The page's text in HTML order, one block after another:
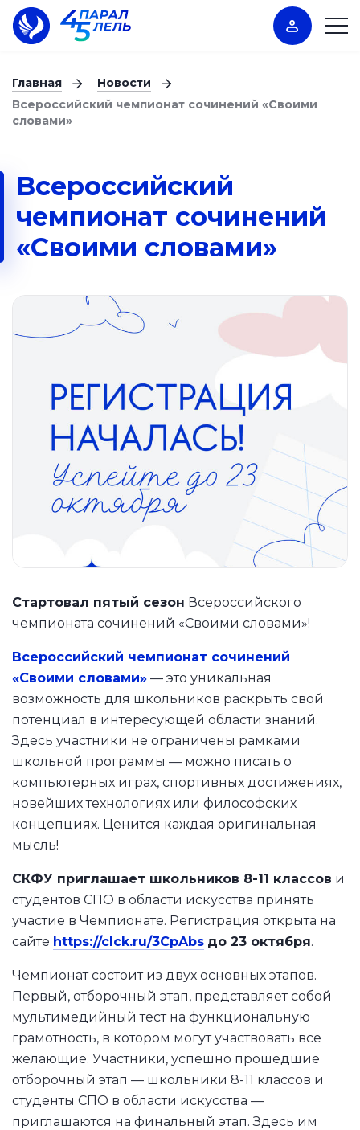
Главная
Новости
Всероссийский чемпионат сочинений «Своими
словами»
Всероссийский
чемпионат сочинений
«Своими словами»
Стартовал пятый сезон Всероссийского
чемпионата сочинений «Своими словами»!
Всероссийский чемпионат сочинений
«Своими словами» — это уникальная
возможность для школьников раскрыть свой
потенциал в интересующей области знаний.
Здесь участники не ограничены рамками
школьной программы — можно писать о
компьютерных играх, спортивных достижениях,
новейших технологиях или философских
концепциях. Ценится каждая оригинальная
мысль!
СКФУ приглашает школьников 8-11 классов и
студентов СПО в области искусства принять
участие в Чемпионате. Регистрация открыта на
сайте https://clck.ru/3CpAbs до 23 октября.
Чемпионат состоит из двух основных этапов.
Первый, отборочный этап, представляет собой
мультимедийный тест на функциональную
грамотность, в котором могут участвовать все
желающие. Участники, успешно прошедшие
отборочный этап — школьники 8-11 классов и
студенты СПО в области искусства —
приглашаются на финальный этап. Здесь им